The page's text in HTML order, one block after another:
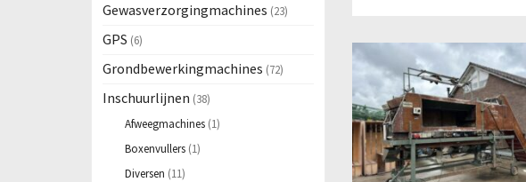
Gewasverzorgingmachines (23)
GPS (6)
Grondbewerkingmachines (72)
Inschuurlijnen (38)
Afweegmachines (1)
Boxenvullers (1)
Diversen (11)